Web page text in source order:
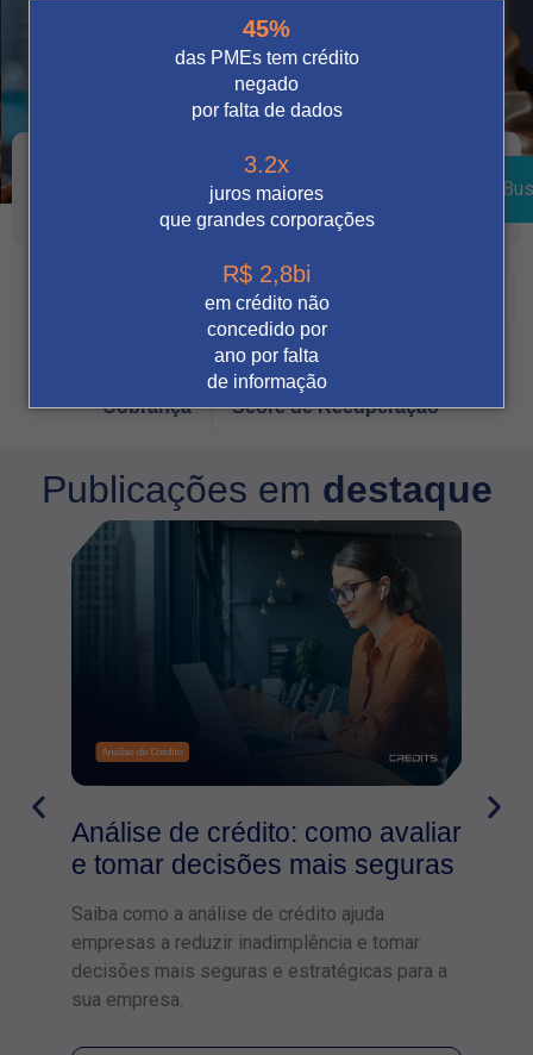
45%
das PMEs tem crédito
negado
por falta de dados
3.2x
juros maiores
que grandes corporações
R$ 2,8bi
em crédito não
concedido por
ano por falta
de informação
Vendas Digitais Prevenção à fraude
Automação
Cobrança Score de Recuperação
Publicações em destaque
Análise de crédito: como avaliar
e tomar decisões mais seguras
Saiba como a análise de crédito ajuda
empresas a reduzir inadimplência e tomar
decisões mais seguras e estratégicas para a
sua empresa.